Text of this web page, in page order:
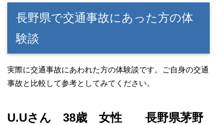
長野県で交通事故にあった方の体
験談
実際に交通事故にあわれた方の体験談です。ご自身の交通
事故と比較して参考としてみてください。
U.Uさん 38歳 女性 長野県茅野